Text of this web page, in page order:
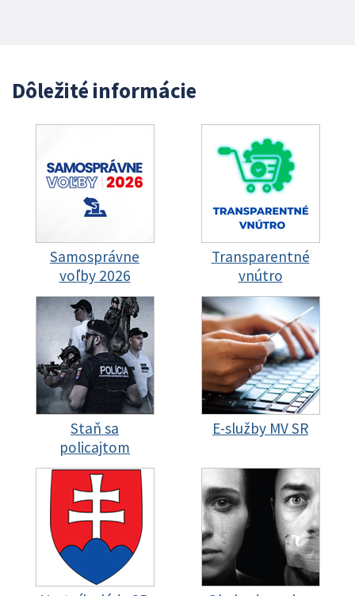
Dôležité informácie
Samosprávne
voľby 2026
Transparentné
vnútro
Staň sa
policajtom
E-služby MV SR